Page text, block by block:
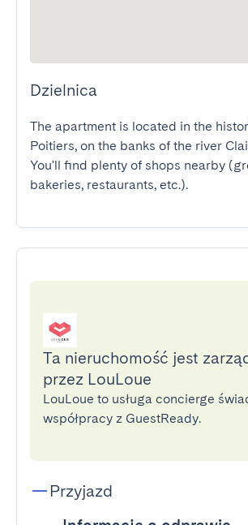
Dzielnica
The apartment is located in the
Poitiers, on the banks of the river
You'll find plenty of shops nearby
bakeries, restaurants, etc.).
Ta nieruchomość jest
przez LouLoue
LouLoue to usługa concierge
współpracy z GuestReady.
Przyjazd